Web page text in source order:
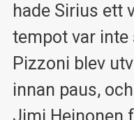
hade Sirius ett
tempot var inte
Pizzoni blev
innan paus,